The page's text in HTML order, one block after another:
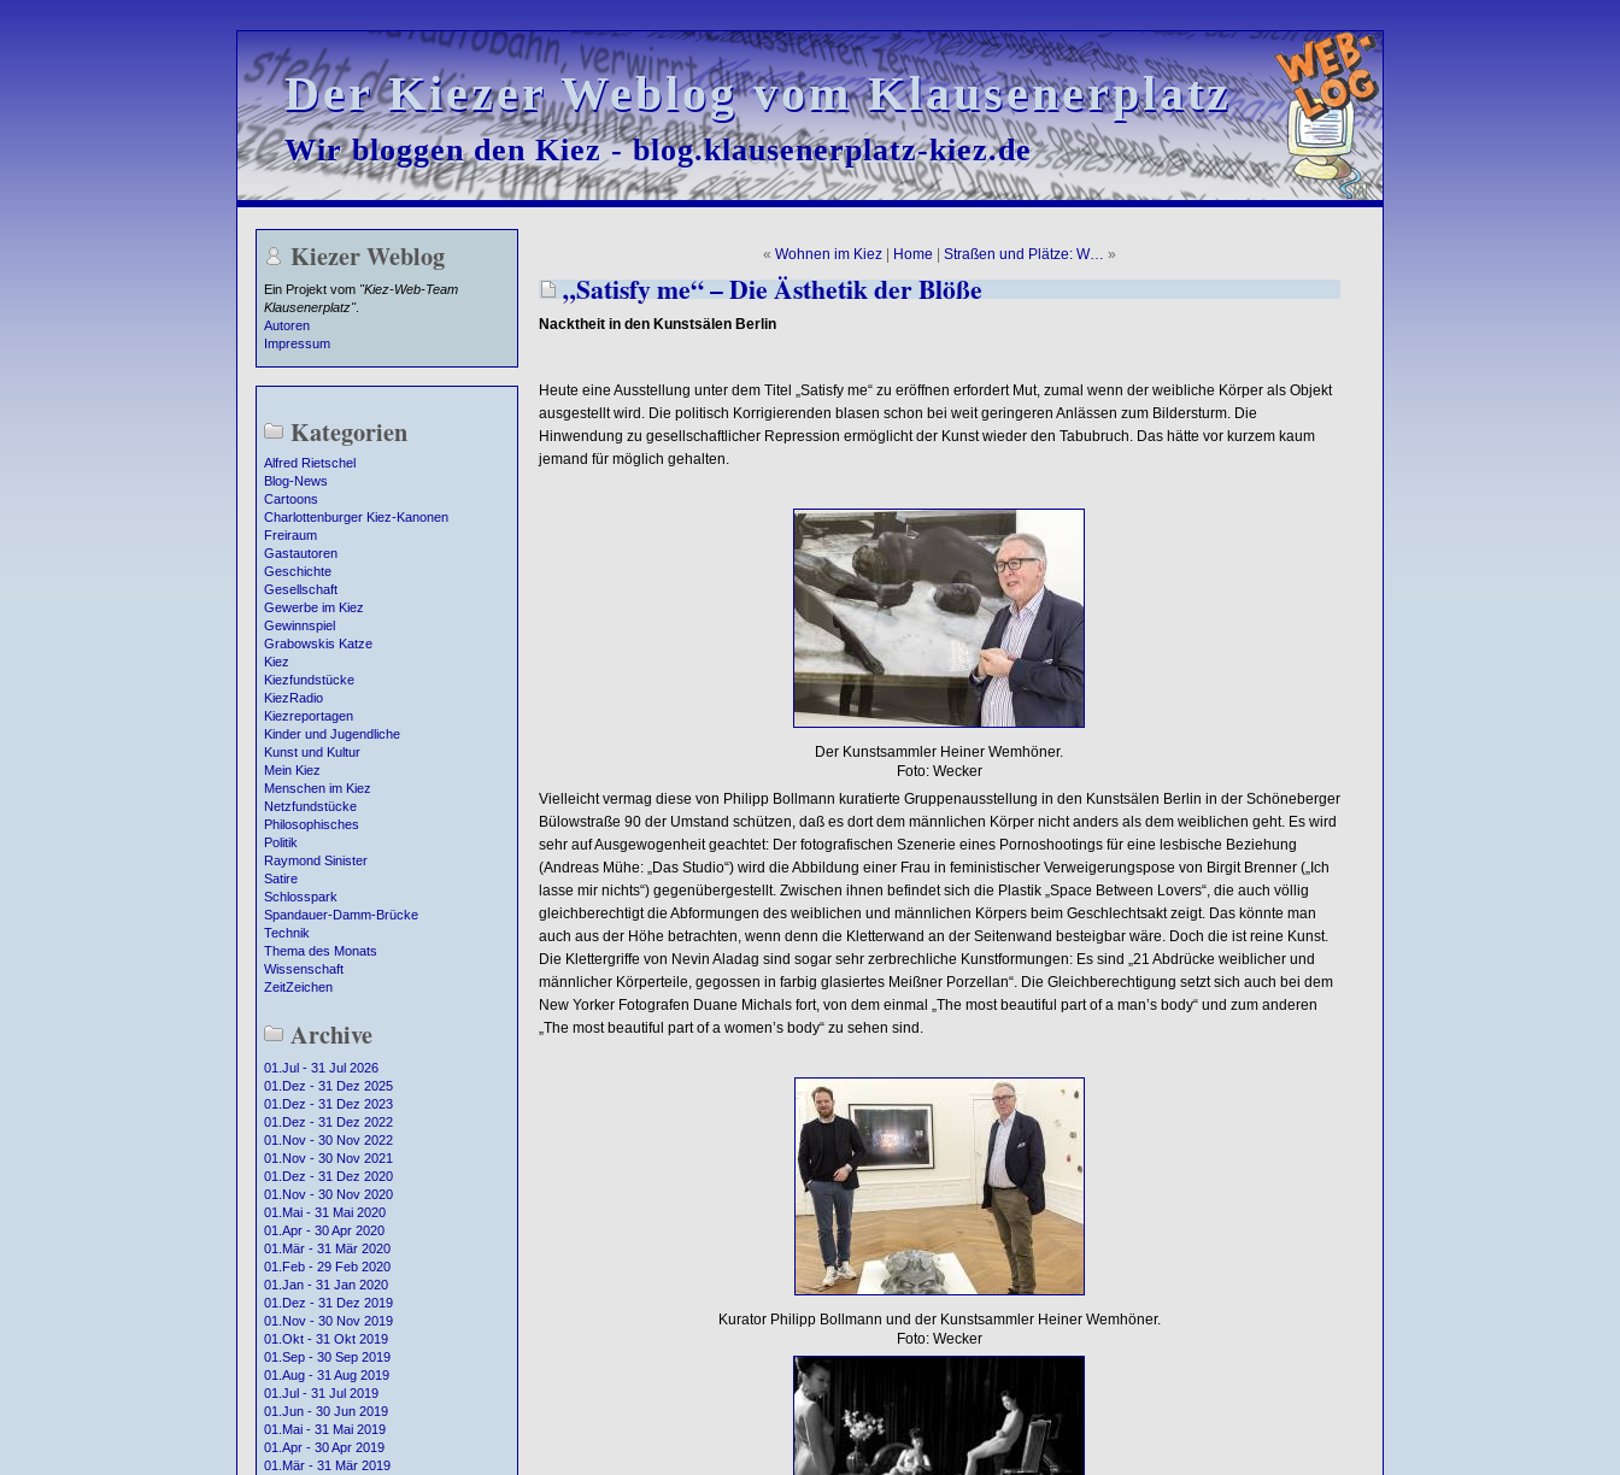
Der Kiezer Weblog vom Klausenerplatz
Der Kiezer Weblog vom Klausenerplatz
Wir bloggen den Kiez - blog.klausenerplatz-kiez.de
Wir bloggen den Kiez - blog.klausenerplatz-kiez.de
Kiezer Weblog
Ein Projekt vom "Kiez-Web-Team
Klausenerplatz".
Autoren
Impressum
Kategorien
Alfred Rietschel
Blog-News
Cartoons
Charlottenburger Kiez-Kanonen
Freiraum
Gastautoren
Geschichte
Gesellschaft
Gewerbe im Kiez
Gewinnspiel
Grabowskis Katze
Kiez
Kiezfundstücke
KiezRadio
Kiezreportagen
Kinder und Jugendliche
Kunst und Kultur
Mein Kiez
Menschen im Kiez
Netzfundstücke
Philosophisches
Politik
Raymond Sinister
Satire
Schlosspark
Spandauer-Damm-Brücke
Technik
Thema des Monats
Wissenschaft
ZeitZeichen
Archive
01.Jul - 31 Jul 2026
01.Dez - 31 Dez 2025
01.Dez - 31 Dez 2023
01.Dez - 31 Dez 2022
01.Nov - 30 Nov 2022
01.Nov - 30 Nov 2021
01.Dez - 31 Dez 2020
01.Nov - 30 Nov 2020
01.Mai - 31 Mai 2020
01.Apr - 30 Apr 2020
01.Mär - 31 Mär 2020
01.Feb - 29 Feb 2020
01.Jan - 31 Jan 2020
01.Dez - 31 Dez 2019
01.Nov - 30 Nov 2019
01.Okt - 31 Okt 2019
01.Sep - 30 Sep 2019
01.Aug - 31 Aug 2019
01.Jul - 31 Jul 2019
01.Jun - 30 Jun 2019
01.Mai - 31 Mai 2019
01.Apr - 30 Apr 2019
01.Mär - 31 Mär 2019
« Wohnen im Kiez| Home Straßen und Plätze: W… »
„Satisfy me“ – Die Ästhetik der Blöße
Nacktheit in den Kunstsälen Berlin
Heute eine Ausstellung unter dem Titel „Satisfy me“ zu eröffnen erfordert Mut, zumal wenn der weibliche Körper als Objekt
ausgestellt wird. Die politisch Korrigierenden blasen schon bei weit geringeren Anlässen zum Bildersturm. Die
Hinwendung zu gesellschaftlicher Repression ermöglicht der Kunst wieder den Tabubruch. Das hätte vor kurzem kaum
jemand für möglich gehalten.
Der Kunstsammler Heiner Wemhöner.
Foto: Wecker
Vielleicht vermag diese von Philipp Bollmann kuratierte Gruppenausstellung in den Kunstsälen Berlin in der Schöneberger
Bülowstraße 90 der Umstand schützen, daß es dort dem männlichen Körper nicht anders als dem weiblichen geht. Es wird
sehr auf Ausgewogenheit geachtet: Der fotografischen Szenerie eines Pornoshootings für eine lesbische Beziehung
(Andreas Mühe: „Das Studio“) wird die Abbildung einer Frau in feministischer Verweigerungspose von Birgit Brenner („Ich
lasse mir nichts“) gegenübergestellt. Zwischen ihnen befindet sich die Plastik „Space Between Lovers“, die auch völlig
gleichberechtigt die Abformungen des weiblichen und männlichen Körpers beim Geschlechtsakt zeigt. Das könnte man
auch aus der Höhe betrachten, wenn denn die Kletterwand an der Seitenwand besteigbar wäre. Doch die ist reine Kunst.
Die Klettergriffe von Nevin Aladag sind sogar sehr zerbrechliche Kunstformungen: Es sind „21 Abdrücke weiblicher und
männlicher Körperteile, gegossen in farbig glasiertes Meißner Porzellan“. Die Gleichberechtigung setzt sich auch bei dem
New Yorker Fotografen Duane Michals fort, von dem einmal „The most beautiful part of a man’s body“ und zum anderen
„The most beautiful part of a women’s body“ zu sehen sind.
Kurator Philipp Bollmann und der Kunstsammler Heiner Wemhöner.
Foto: Wecker